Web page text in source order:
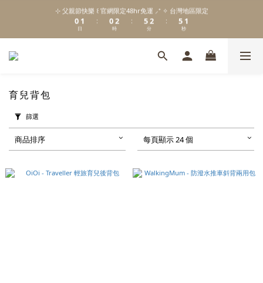
\ Welcome to 𝙻𝚒𝚝𝚝𝚕𝚎 𝙼𝚒𝚕𝚔𝚢 𝚆𝚊𝚢  ✨ For the Little Ones. /
⊹ 父親節快樂 ꒰ 官網限定48hr免運 ⸝⁺ ✧ 台灣地區限定
1
0
2
1
0
日
:
1
0
3
2
1
時
:
6
5
4
3
2
1
分
:
6
5
4
1
1
0
秒
新註冊會員贈 $𝟷𝟶𝟶 購物金✨新客首單輸碼「𝙽𝙴𝚆𝟸𝟶𝟸𝟼」享 𝟿 折優惠
\ Welcome to 𝙻𝚒𝚝𝚝𝚕𝚎 𝙼𝚒𝚕𝚔𝚢 𝚆𝚊𝚢  ✨ For the Little Ones. /
育兒背包
篩選
商品排序 每頁顯示 24 個